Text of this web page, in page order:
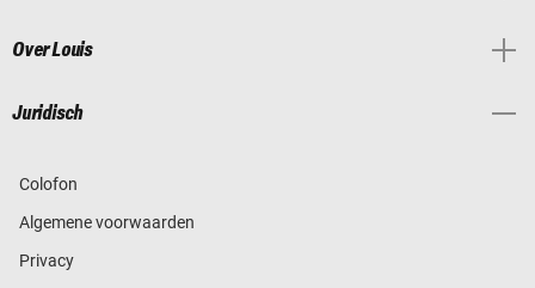
Over Louis
Juridisch
Colofon
Algemene voorwaarden
Privacy